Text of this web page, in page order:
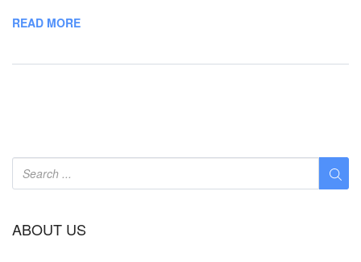
READ MORE
ABOUT US